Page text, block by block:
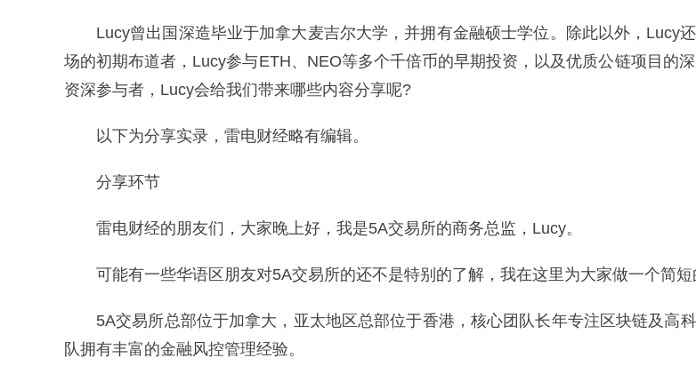
Lucy曾出国深造毕业于加拿大麦吉尔大学，并拥有金融硕士学位。除此以外，Lucy
场的初期布道者，Lucy参与ETH、NEO等多个千倍币的早期投资，以及优质公链项目的
资深参与者，Lucy会给我们带来哪些内容分享呢?
以下为分享实录，雷电财经略有编辑。
分享环节
雷电财经的朋友们，大家晚上好，我是5A交易所的商务总监，Lucy。
可能有一些华语区朋友对5A交易所的还不是特别的了解，我在这里为大家做一个简短
5A交易所总部位于加拿大，亚太地区总部位于香港，核心团队长年专注区块链及高
队拥有丰富的金融风控管理经验。